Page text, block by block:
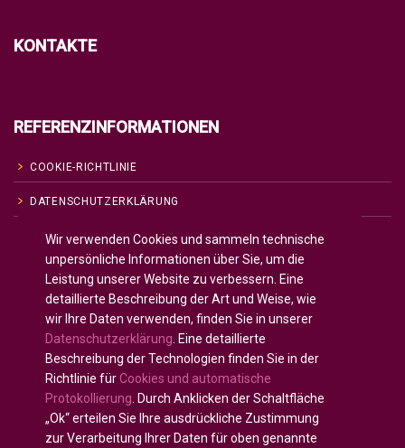
KONTAKTE
REFERENZINFORMATIONEN
COOKIE-RICHTLINIE
DATENSCHUTZERKLÄRUNG
NUTZUNGSBEDINGUNGEN
Français( Französisch)
العربية( Arabisch
Português(Portugiesisch, Portugal)
Wir verwenden Cookies und sammeln technische
unpersönliche Informationen über Sie, um die
Leistung unserer Website zu verbessern. Eine
detaillierte Beschreibung der Art und Weise, wie
wir Ihre Daten verwenden, finden Sie in unserer
Datenschutzerklärung . Eine detaillierte
Beschreibung der Technologien finden Sie in der
Richtlinie für Cookies und automatische
Protokollierung . Durch Anklicken der Schaltfläche
„Ok“ erteilen Sie Ihre ausdrückliche Zustimmung
zur Verarbeitung Ihrer Daten für oben genannte